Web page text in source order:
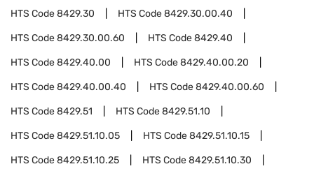
HTS Code8429.30 HTS Code8429.30.00.40
HTS Code8429.30.00.60 HTS Code8429.40
HTS Code8429.40.00 HTS Code8429.40.00.20
HTS Code8429.40.00.40 HTS Code8429.40.00.60
HTS Code8429.51 HTS Code8429.51.10
HTS Code8429.51.10.05 HTS Code8429.51.10.15
HTS Code8429.51.10.25 HTS Code8429.51.10.30